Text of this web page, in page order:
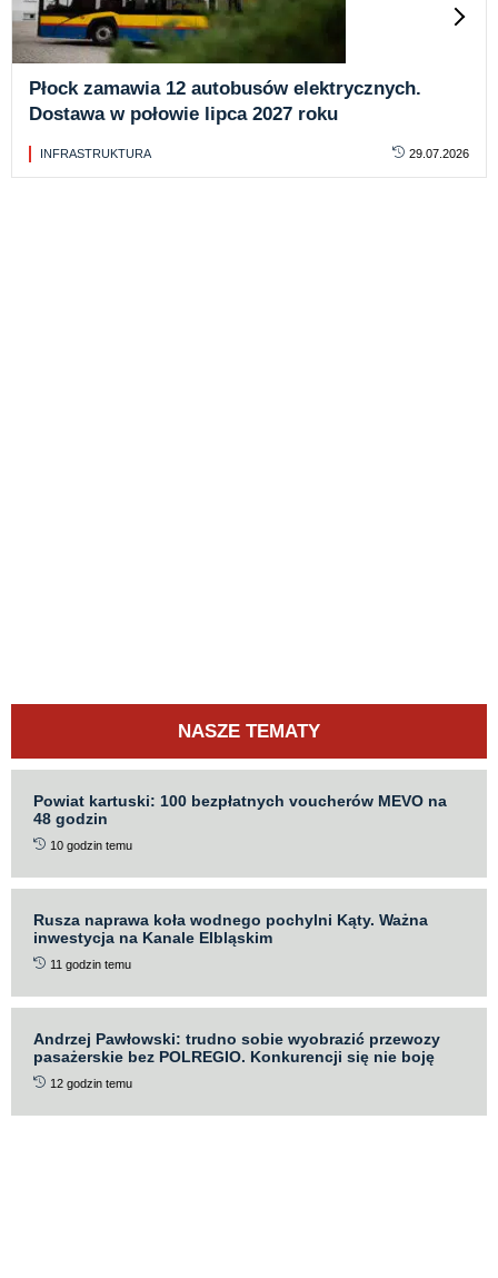
Płock zamawia 12 autobusów elektrycznych.
Dostawa w połowie lipca 2027 roku
INFRASTRUKTURA 29.07.2026
NASZE TEMATY
Powiat kartuski: 100 bezpłatnych voucherów MEVO na
48 godzin
10 godzin temu
Rusza naprawa koła wodnego pochylni Kąty. Ważna
inwestycja na Kanale Elbląskim
11 godzin temu
Andrzej Pawłowski: trudno sobie wyobrazić przewozy
pasażerskie bez POLREGIO. Konkurencji się nie boję
12 godzin temu